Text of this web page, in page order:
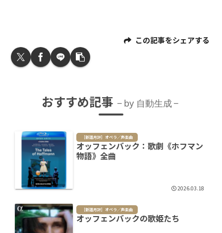
この記事をシェアする
おすすめ記事 by 自動生成
［新譜月評］オペラ／声楽曲
オッフェンバック：歌劇《ホフマン
物語》全曲
2026.03.18
［新譜月評］オペラ／声楽曲
オッフェンバックの歌姫たち